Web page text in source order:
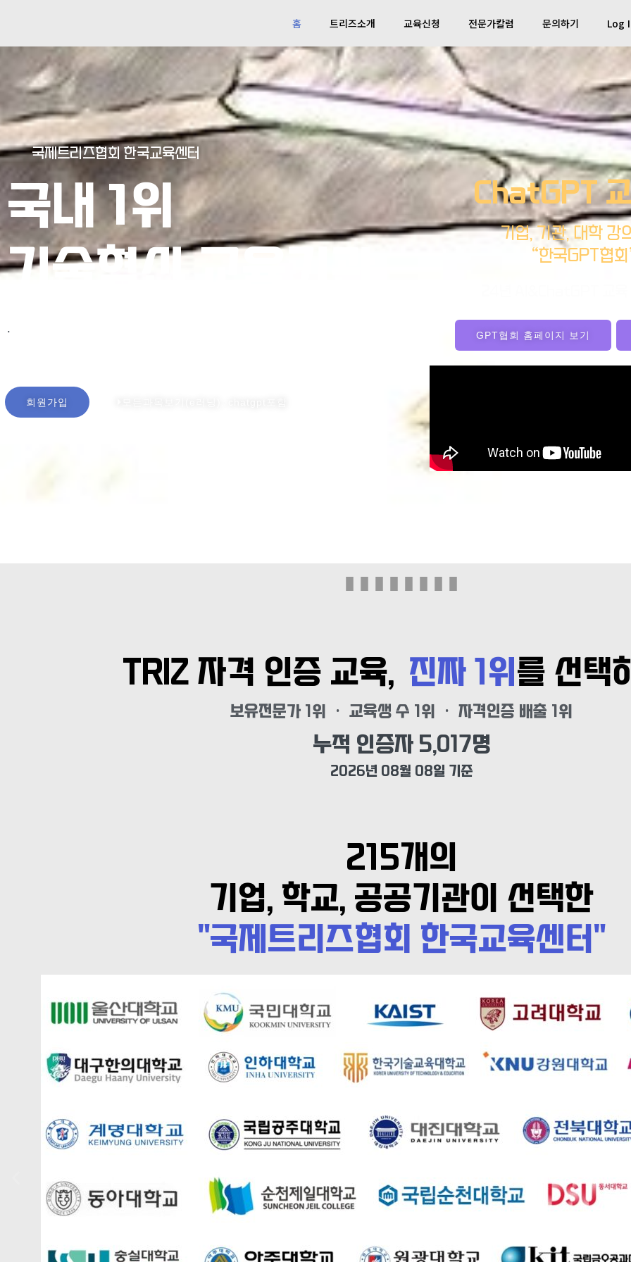
홈 트리즈소개 교육신청 전문가칼럼 문의하기 Log
국제트리즈협회 한국교육센터
국내 1위
기술혁신 교육기관
.
회원가입
ChatGPT
기업, 기관, 대학
“한국GPT협
GPT협회 홈페이지 보기
TRIZ 자격 인증 교육, 진짜 1위 를 선택
보유전문가 1위 · 교육생 수 1위 · 자격인증 배출 1위
2026년 08월 08일 기준
누적 인증자 5,017명
215개의
기업, 학교, 공공기관이 선택한
"국제트리즈협회 한국교육센터"